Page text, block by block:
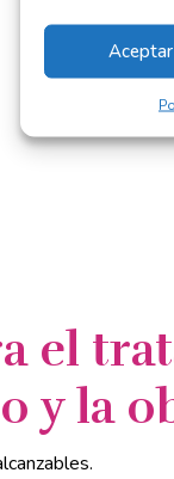
Aceptar
el
y la